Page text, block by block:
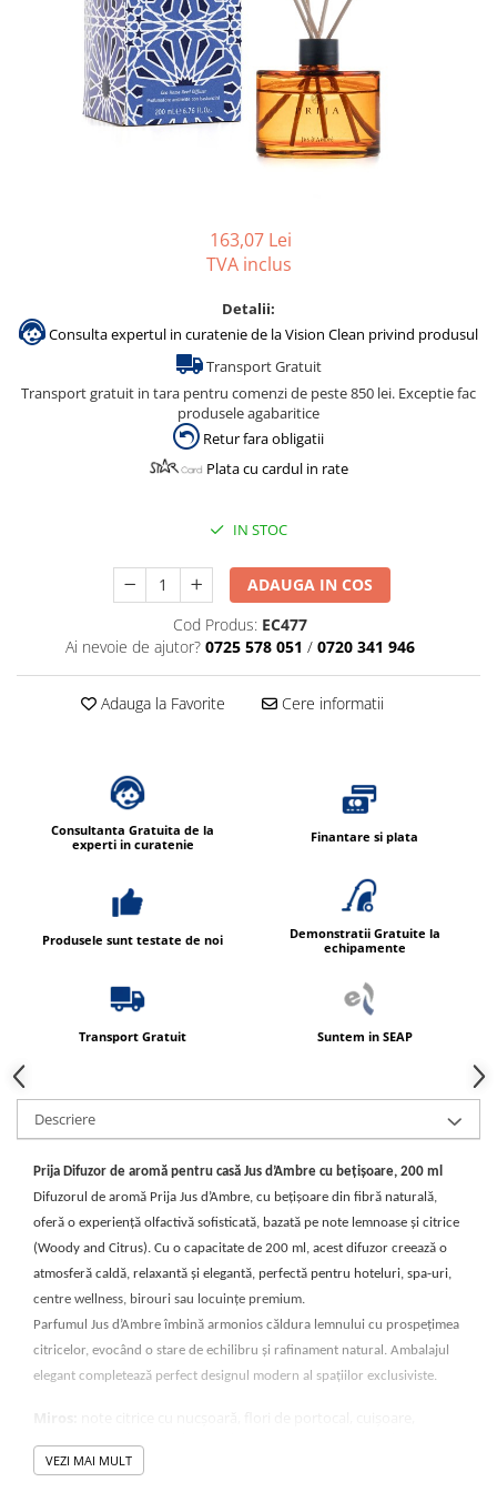
Gama de cosmetice hoteliere
Salvatore Ferragamo
Gama de cosmetice hoteliere Sense
Papuci hotel
163,07 Lei
TVA inclus
Detalii:
Consulta expertul in curatenie de la Vision Clean privind produsul
Transport Gratuit
Transport gratuit in tara pentru comenzi de peste 850 lei. Exceptie fac
produsele agabaritice
Retur fara obligatii
Plata cu cardul in rate
IN STOC
ADAUGA IN COS
Cod Produs: EC477
Ai nevoie de ajutor? 0725 578 051 / 0720 341 946
Adauga la Favorite Cere informatii
Consultanta Gratuita de la
experti in curatenie
Finantare si plata
Produsele sunt testate de noi
Demonstratii Gratuite la
echipamente
Transport Gratuit Suntem in SEAP
Descriere
Prija Difuzor de aromă pentru casă Jus d’Ambre cu bețișoare, 200 ml
Difuzorul de aromă Prija Jus d’Ambre, cu bețișoare din fibră naturală,
oferă o experiență olfactivă sofisticată, bazată pe note lemnoase și citrice
(Woody and Citrus). Cu o capacitate de 200 ml, acest difuzor creează o
atmosferă caldă, relaxantă și elegantă, perfectă pentru hoteluri, spa-uri,
centre wellness, birouri sau locuințe premium.
Parfumul Jus d’Ambre îmbină armonios căldura lemnului cu prospețimea
citricelor, evocând o stare de echilibru și rafinament natural. Ambalajul
elegant completează perfect designul modern al spațiilor exclusiviste.
scorțișoară, note de Madagascarvanilie cu ambergris și mosc alb
VEZI MAI MULT